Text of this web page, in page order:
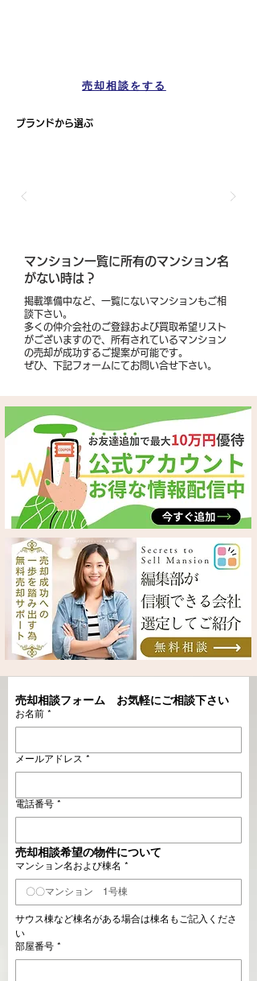
売却相談をする
ブランドから選ぶ
​マンション一覧に所有のマンション名
がない時は？
掲載準備中など、一覧にないマンションもご相
談下さい。
多くの仲介会社のご登録および買取希望リスト
がございますので、所有されているマンション
の売却が成功するご提案が可能です。
​ぜひ、下記フォームにてお問い合せ下さい。
売却相談フォーム　お気軽にご相談下さい
お名前 *
メールアドレス *
電話番号 *
売却相談希望の物件について
マンション名および棟名 *
サウス棟など棟名がある場合は棟名もご記入くださ
い
部屋番号 *